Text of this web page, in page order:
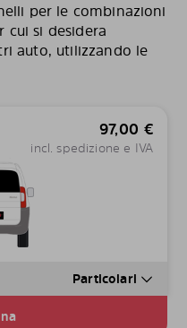
per le combinazioni
cui si desidera
auto, utilizzando le
97,00 €
incl. spedizione e IVA
Particolari